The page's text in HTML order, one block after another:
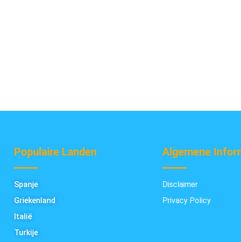
Populaire Landen
Spanje
Griekenland
Italië
Turkije
Algemene
Disclaimer
Privacy Policy